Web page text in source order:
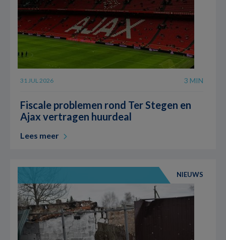
31 JUL 2026 3 MIN
Fiscale problemen rond Ter Stegen en
Ajax vertragen huurdeal
Lees meer
NIEUWS